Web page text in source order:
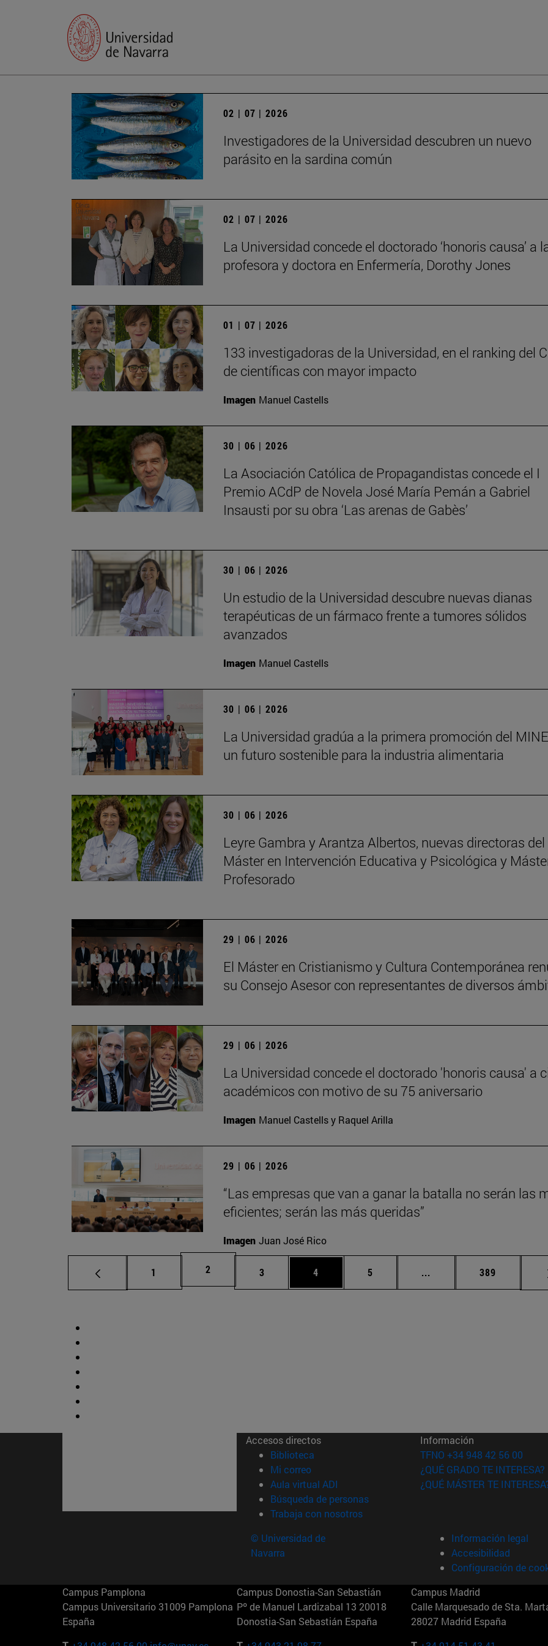
02 | 07 | 2026
Investigadores de la Universidad descubren un nuevo
parásito en la sardina común
02 | 07 | 2026
La Universidad concede el doctorado ‘honoris causa’ a
profesora y doctora en Enfermería, Dorothy Jones
01 | 07 | 2026
133 investigadoras de la Universidad, en el ranking del
de científicas con mayor impacto
Imagen Manuel Castells
30 | 06 | 2026
La Asociación Católica de Propagandistas concede el I
Premio ACdP de Novela José María Pemán a Gabriel
Insausti por su obra ‘Las arenas de Gabès’
30 | 06 | 2026
Un estudio de la Universidad descubre nuevas dianas
terapéuticas de un fármaco frente a tumores sólidos
avanzados
Imagen Manuel Castells
30 | 06 | 2026
La Universidad gradúa a la primera promoción del
un futuro sostenible para la industria alimentaria
30 | 06 | 2026
Leyre Gambra y Arantza Albertos, nuevas directoras del
Máster en Intervención Educativa y Psicológica y
Profesorado
29 | 06 | 2026
El Máster en Cristianismo y Cultura Contemporánea
su Consejo Asesor con representantes de diversos
29 | 06 | 2026
La Universidad concede el doctorado 'honoris causa' a
académicos con motivo de su 75 aniversario
Imagen Manuel Castells y Raquel Arilla
29 | 06 | 2026
“Las empresas que van a ganar la batalla no serán las
eficientes; serán las más queridas”
Imagen Juan José Rico
Página
1 Página
2 Página
3 Página
4 Página
5 ... Páginas intermedias
Página
389
Accesos directos
Biblioteca (abre en nueva ventana)
Mi correo(abre en nueva ventana)
Aula virtual ADI (abre en nueva ventana)
Búsqueda de personas(abre en nueva ventana)
Trabaja con nosotros(abre en nueva ventana)
Información
TFNO +34 948 42 56 00
¿QUÉ GRADO TE INTERESA?
¿QUÉ MÁSTER TE
© Universidad de
Navarra
Información legal
Accesibilidad
Configuración de
Campus Pamplona
Campus Universitario 31009 Pamplona
España
Campus Donostia-San Sebastián
Pº de Manuel Lardizabal 13 20018
Donostia-San Sebastián España
Campus Madrid
Calle Marquesado de Sta.
28027 Madrid España